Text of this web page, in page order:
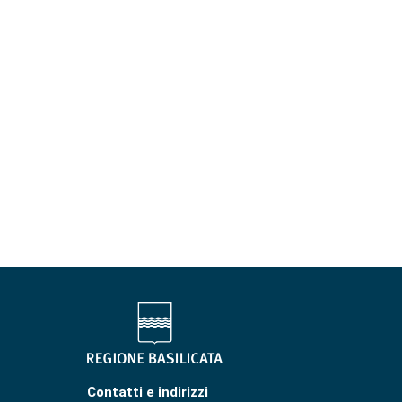
Contatti e indirizzi